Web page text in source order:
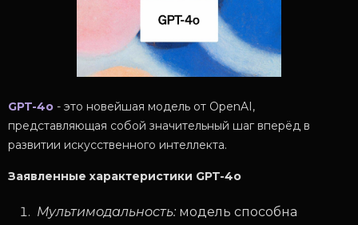
GPT-4o - это новейшая модель от OpenAI,
представляющая собой значительный шаг вперёд в
развитии искусственного интеллекта.
Заявленные характеристики GPT-4o
Мультимодальность: модель способна